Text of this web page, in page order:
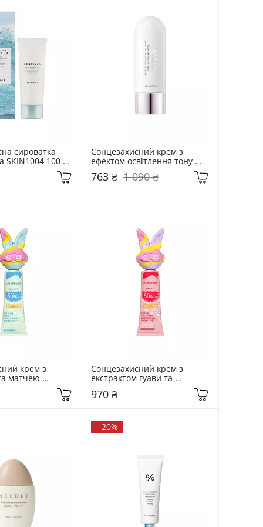
сироватка
SKIN1004 100
Сонцезахисний крем з
ефектом освітлення тону
Arocell 50 мл Tone Up Perfect
Sun
763 ₴ 1 090 ₴
крем з
матчею
мл Matcha Cica
Сонцезахисний крем з
екстрактом гуави та
колагеном Lalarecipe 50 мл
Guava Collagen Sun Cream
970 ₴
- 20%